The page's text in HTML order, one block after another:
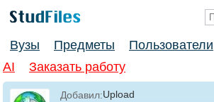
Вузы Предметы Пользователи
AI
Заказать работу
Добавил:Upload